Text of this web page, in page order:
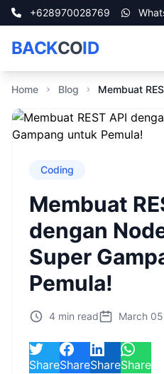
+628970028769
BACKCOID
Home Blog
Coding
Membuat
dengan
Super
Pemula!
4 min read March
ShareShareShareShare